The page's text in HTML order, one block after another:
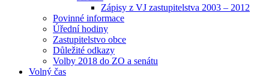
Zápisy z VJ zastupitelstva 2003 – 2012
Povinné informace
Úřední hodiny
Zastupitelstvo obce
Důležité odkazy
Volby 2018 do ZO a senátu
Volný čas